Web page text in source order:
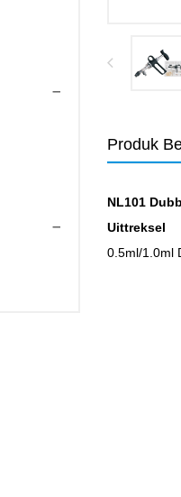
Produk
NL101
Uittreksel
0.5ml/1.0ml